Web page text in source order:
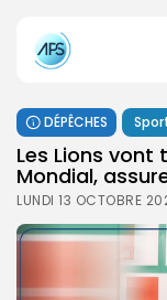
DÉPÊCHES
Les Lions
Mondial,
LUNDI 13 OCTOBRE